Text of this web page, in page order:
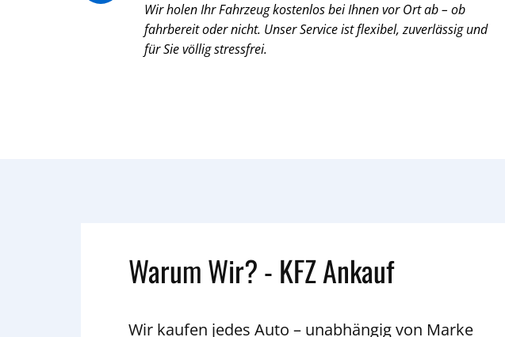
Wir holen Ihr Fahrzeug kostenlos bei Ihnen vor Ort ab – ob
fahrbereit oder nicht. Unser Service ist flexibel, zuverlässig und
für Sie völlig stressfrei.
Warum Wir? - KFZ Ankauf
Wir kaufen jedes Auto – unabhängig von Marke